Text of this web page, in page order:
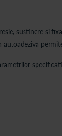
sustinere si